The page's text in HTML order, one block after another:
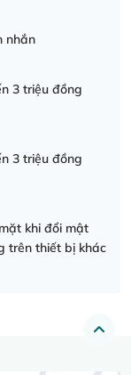
nhắn
3 triệu đồng
3 triệu đồng
khi đổi mật
trên thiết bị khác